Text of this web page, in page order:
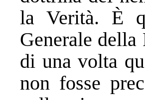
la Verità. È
Generale
di una volta
non fosse